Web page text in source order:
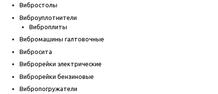
Вибростолы
Виброуплотнители
Виброплиты
Вибромашины галтовочные
Вибросита
Виброрейки электрические
Виброрейки бензиновые
Вибропогружатели